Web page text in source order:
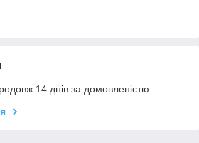
14 днів за домовленістю